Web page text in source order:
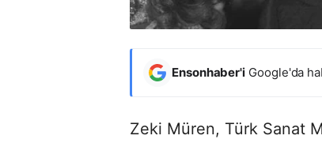
Ensonhaber'i Google'da
Zeki Müren, Türk Sanat